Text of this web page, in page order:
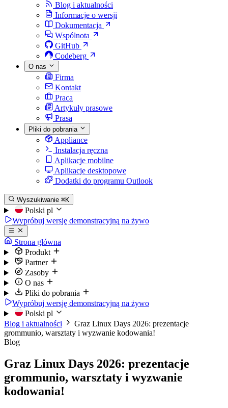
Blog i aktualności
Informacje o wersji
Dokumentacja
Wspólnota
GitHub
Codeberg
O nas
Firma
Kontakt
Praca
Artykuły prasowe
Prasa
Pliki do pobrania
Appliance
Instalacja ręczna
Aplikacje mobilne
Aplikacje desktopowe
Dodatki do programu Outlook
Wyszukiwanie ⌘K
Polski pl
Wypróbuj wersję demonstracyjną na żywo
Strona główna
Produkt
Partner
Zasoby
O nas
Pliki do pobrania
Wypróbuj wersję demonstracyjną na żywo
Polski pl
Blog i aktualności
Graz Linux Days 2026: prezentacje
grommunio, warsztaty i wyzwanie kodowania!
Blog
Graz Linux Days 2026: prezentacje
grommunio, warsztaty i wyzwanie
kodowania!